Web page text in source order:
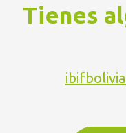
Tienes